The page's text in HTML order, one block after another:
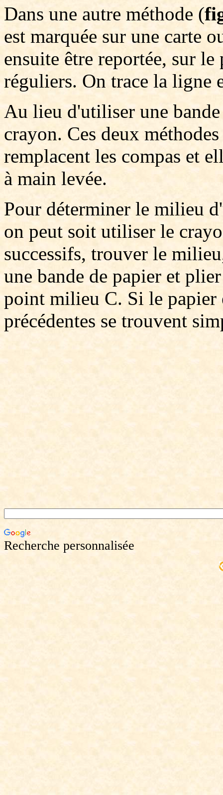
Dans une autre méthode (
est marquée sur une carte
ensuite être reportée, sur
réguliers. On trace la ligne
Au lieu d'utiliser une
crayon. Ces deux
remplacent les compas et
à main levée.
Pour déterminer le milieu
on peut soit utiliser le
successifs, trouver le
une bande de papier et
point milieu C. Si le papier
précédentes se trouvent
Recherche personnalisée